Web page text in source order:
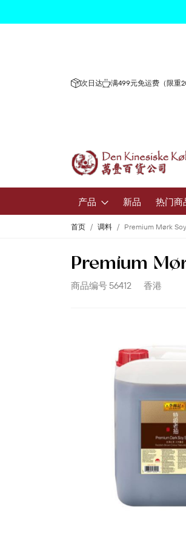
次日达 满499元免运费（限重
产品 新品 热门商
首页 调料 Premium Mørk
Premium
商品编号 56412 香港